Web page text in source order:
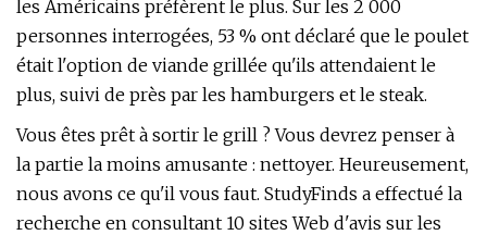
les Américains préfèrent le plus. Sur les 2 000
personnes interrogées, 53 % ont déclaré que le poulet
était l'option de viande grillée qu'ils attendaient le
plus, suivi de près par les hamburgers et le steak.
Vous êtes prêt à sortir le grill ? Vous devrez penser à
la partie la moins amusante : nettoyer. Heureusement,
nous avons ce qu'il vous faut. StudyFinds a effectué la
recherche en consultant 10 sites Web d'avis sur les